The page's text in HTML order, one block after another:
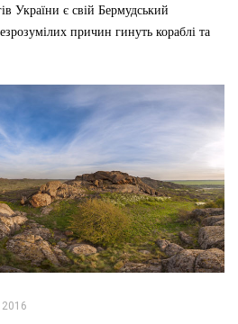
України є свій Бермудський
причин гинуть кораблі та